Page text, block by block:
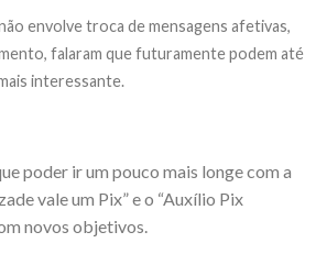
envolve troca de mensagens afetivas,
falaram que futuramente podem até
interessante.
poder ir um pouco mais longe com a
vale um Pix” e o “Auxílio Pix
novos objetivos.